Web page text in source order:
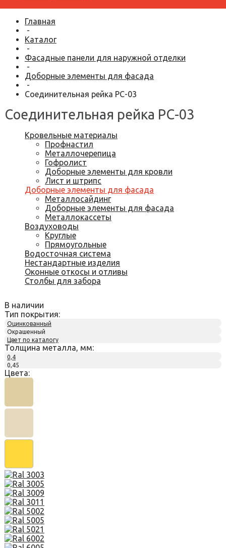
Главная
-
Каталог
-
Фасадные панели для наружной отделки
-
Доборные элементы для фасада
-
Соединительная рейка РС-03
Соединительная рейка РС-03
Кровельные материалы
Профнастил
Металлочерепица
Гофролист
Доборные элементы для кровли
Лист и штрипс
Доборные элементы для фасада
Металлосайдинг
Доборные элементы для фасада
Металлокассеты
Воздуховоды
Круглые
Прямоугольные
Водосточная система
Нестандартные изделия
Оконные откосы и отливы
Столбы для забора
В наличии
Тип покрытия:
Оцинкованный
Окрашенный
Цвет по каталогу
Толщина металла, мм:
0,4
0,45
Цвета: